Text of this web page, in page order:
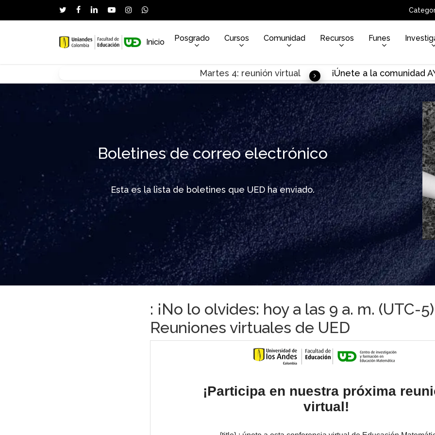
to
twitterfacebooklinkedinyoutubeinstagramwhatsapp
Hit enter to search or ESC to close
Inicio Posgrado Cursos Comunidad Recursos Funes
Martes 4: reunión virtual ¡Únete a la comunidad
Boletines de correo electrónico
Esta es la lista de boletines que UED ha enviado.
: ¡No lo olvides: hoy a las 9 a. m. (UTC-
Reuniones virtuales de UED